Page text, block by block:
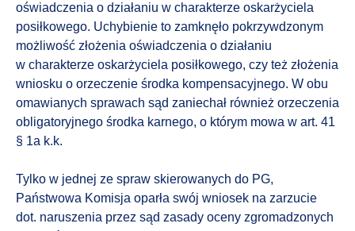
oświadczenia o działaniu w charakterze oskarżyciela
posiłkowego. Uchybienie to zamknęło pokrzywdzonym
możliwość złożenia oświadczenia o działaniu
w charakterze oskarżyciela posiłkowego, czy też złożenia
wniosku o orzeczenie środka kompensacyjnego. W obu
omawianych sprawach sąd zaniechał również orzeczenia
obligatoryjnego środka karnego, o którym mowa w art. 41
§ 1a k.k.
Tylko w jednej ze spraw skierowanych do PG,
Państwowa Komisja oparła swój wniosek na zarzucie
dot. naruszenia przez sąd zasady oceny zgromadzonych